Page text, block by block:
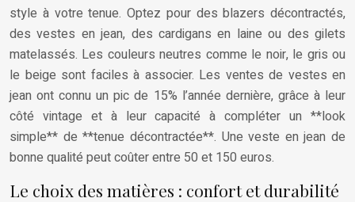
style à votre tenue. Optez pour des blazers décontractés,
des vestes en jean, des cardigans en laine ou des gilets
matelassés. Les couleurs neutres comme le noir, le gris ou
le beige sont faciles à associer. Les ventes de vestes en
jean ont connu un pic de 15% l’année dernière, grâce à leur
côté vintage et à leur capacité à compléter un **look
simple** de **tenue décontractée**. Une veste en jean de
bonne qualité peut coûter entre 50 et 150 euros.
Le choix des matières : confort et durabilité